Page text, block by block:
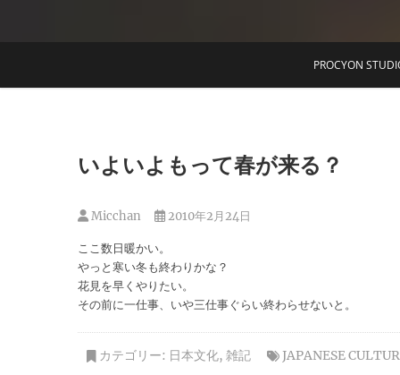
PROCYON
いよいよもって春が来る？
Micchan 2010年2月24日
ここ数日暖かい。
やっと寒い冬も終わりかな？
花見を早くやりたい。
その前に一仕事、いや三仕事ぐらい終わらせないと。
カテゴリー: 日本文化, 雑記 JAPANESE